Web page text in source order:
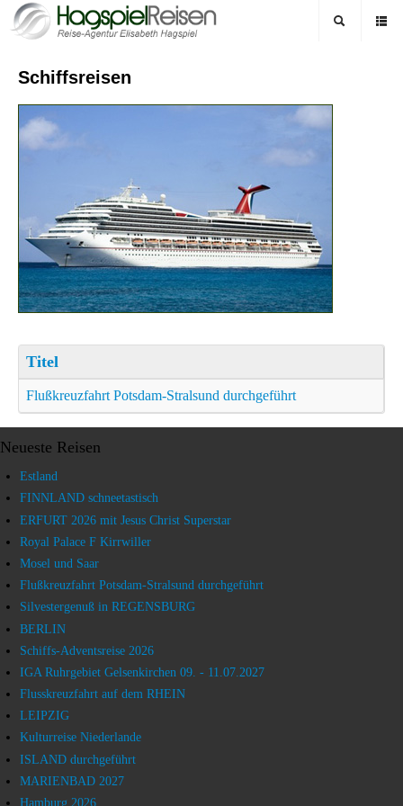
Schiffsreisen
Titel
Flußkreuzfahrt Potsdam-Stralsund durchgeführt
Neueste Reisen
Estland
FINNLAND schneetastisch
ERFURT 2026 mit Jesus Christ Superstar
Royal Palace F Kirrwiller
Mosel und Saar
Flußkreuzfahrt Potsdam-Stralsund durchgeführt
Silvestergenuß in REGENSBURG
BERLIN
Schiffs-Adventsreise 2026
IGA Ruhrgebiet Gelsenkirchen 09. - 11.07.2027
Flusskreuzfahrt auf dem RHEIN
LEIPZIG
Kulturreise Niederlande
ISLAND durchgeführt
MARIENBAD 2027
Hamburg 2026